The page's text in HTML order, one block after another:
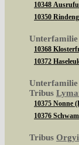
10348
10350
Unterfamilie
10368
10372
Unterfamilie
Tribus
10375 Nonne
10376
Tribus